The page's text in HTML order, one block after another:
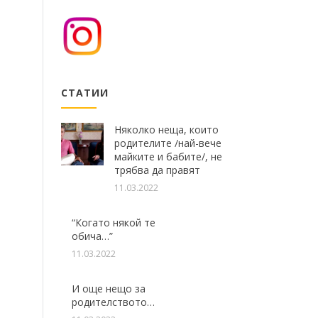
СТАТИИ
Няколко неща, които
родителите /най-вече
майките и бабите/, не
трябва да правят
11.03.2022
“Когато някой те
обича…”
11.03.2022
И още нещо за
родителството…